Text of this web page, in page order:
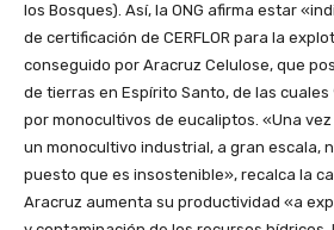
los Bosques). Así, la ONG afirma estar
de certificación de CERFLOR para la
conseguido por Aracruz Celulose, que
de tierras en Espírito Santo, de las
por monocultivos de eucaliptos. «Una
un monocultivo industrial, a gran escala,
puesto que es insostenible», recalca la
Aracruz aumenta su productividad «a